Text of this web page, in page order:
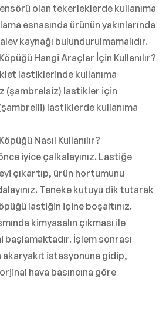
olan tekerleklerde kullanıma
esnasında ürünün yakınlarında
kaynağı bulundurulmamalıdır.
Hangi Araçlar İçin Kullanılır?
lastiklerinde kullanıma
(şambrelsiz) lastikler için
lastiklerde kullanıma
Nasıl Kullanılır?
iyice çalkalayınız. Lastiğe
çıkartıp, ürün hortumunu
Teneke kutuyu dik tutarak
lastiğin içine boşaltınız.
kimyasalın çıkması ile
İşlem sonrası
akaryakıt istasyonuna gidip,
hava basıncına göre